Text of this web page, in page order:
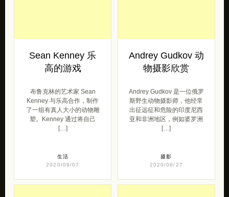
Sean Kenney 乐
高的游戏
布鲁克林的艺术家 Sean
Kenney 与乐高合作，制作
了一组有真人大小的动物雕
塑。Kenney 通过将自己
[…]
生活
2020/09/07
Andrey Gudkov 动
物摄影欣赏
Andrey Gudkov 是一位俄罗
斯野生动物摄影师，他经常
出征远征和危险的印度尼西
亚和非洲地区，例如婆罗洲
[…]
摄影
2020/08/27